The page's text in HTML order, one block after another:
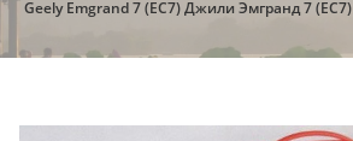
Geely Emgrand 7 (EC7) Джили Эмгранд 7 (ЕC7)